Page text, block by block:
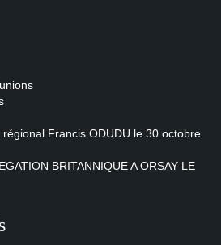
Francis ODUDU le 30 octobre
BRITANNIQUE A ORSAY LE